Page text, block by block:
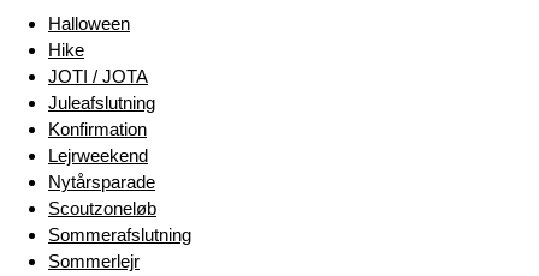
Halloween
Hike
JOTI / JOTA
Juleafslutning
Konfirmation
Lejrweekend
Nytårsparade
Scoutzoneløb
Sommerafslutning
Sommerlejr